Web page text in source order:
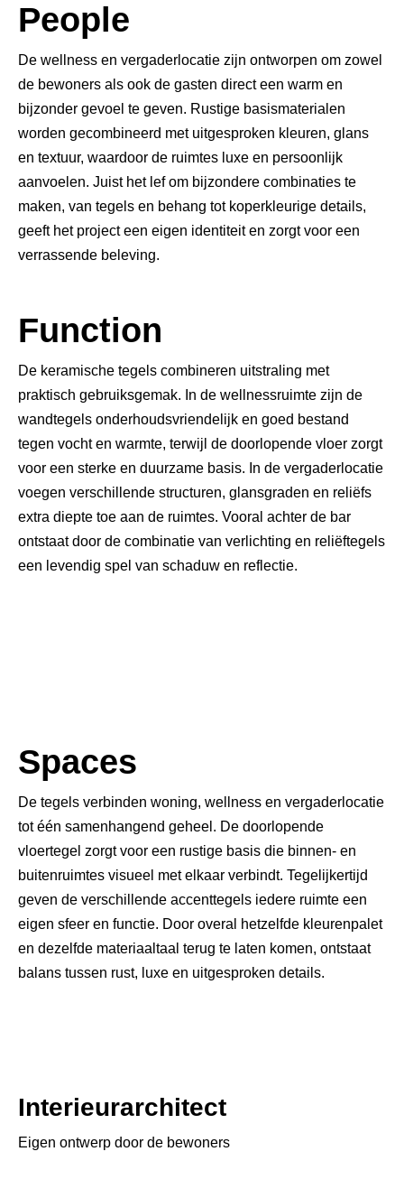
People
De wellness en vergaderlocatie zijn ontworpen om zowel
de bewoners als ook de gasten direct een warm en
bijzonder gevoel te geven. Rustige basismaterialen
worden gecombineerd met uitgesproken kleuren, glans
en textuur, waardoor de ruimtes luxe en persoonlijk
aanvoelen. Juist het lef om bijzondere combinaties te
maken, van tegels en behang tot koperkleurige details,
geeft het project een eigen identiteit en zorgt voor een
verrassende beleving.
Function
De keramische tegels combineren uitstraling met
praktisch gebruiksgemak. In de wellnessruimte zijn de
wandtegels onderhoudsvriendelijk en goed bestand
tegen vocht en warmte, terwijl de doorlopende vloer zorgt
voor een sterke en duurzame basis. In de vergaderlocatie
voegen verschillende structuren, glansgraden en reliëfs
extra diepte toe aan de ruimtes. Vooral achter de bar
ontstaat door de combinatie van verlichting en reliëftegels
een levendig spel van schaduw en reflectie.
Spaces
De tegels verbinden woning, wellness en vergaderlocatie
tot één samenhangend geheel. De doorlopende
vloertegel zorgt voor een rustige basis die binnen- en
buitenruimtes visueel met elkaar verbindt. Tegelijkertijd
geven de verschillende accenttegels iedere ruimte een
eigen sfeer en functie. Door overal hetzelfde kleurenpalet
en dezelfde materiaaltaal terug te laten komen, ontstaat
balans tussen rust, luxe en uitgesproken details.
Interieurarchitect
Eigen ontwerp door de bewoners